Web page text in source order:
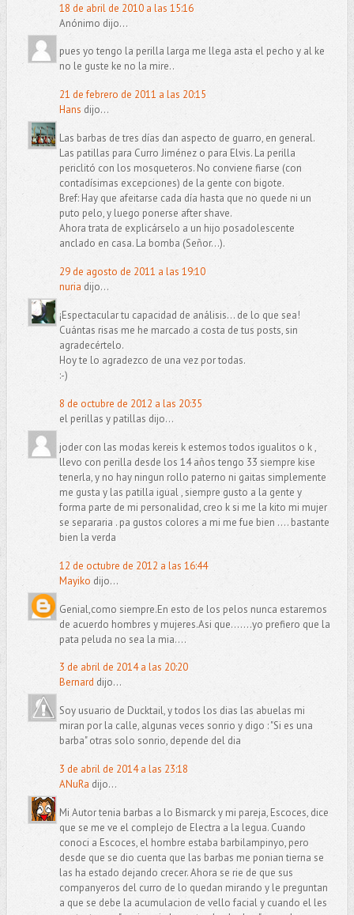
18 de abril de 2010 a las 15:16
Anónimo dijo...
pues yo tengo la perilla larga me llega asta el pecho y al ke
no le guste ke no la mire..
21 de febrero de 2011 a las 20:15
Hans dijo...
Las barbas de tres días dan aspecto de guarro, en general.
Las patillas para Curro Jiménez o para Elvis. La perilla
periclitó con los mosqueteros. No conviene fiarse (con
contadísimas excepciones) de la gente con bigote.
Bref: Hay que afeitarse cada día hasta que no quede ni un
puto pelo, y luego ponerse after shave.
Ahora trata de explicárselo a un hijo posadolescente
anclado en casa. La bomba (Señor...).
29 de agosto de 2011 a las 19:10
nuria dijo...
¡Espectacular tu capacidad de análisis... de lo que sea!
Cuántas risas me he marcado a costa de tus posts, sin
agradecértelo.
Hoy te lo agradezco de una vez por todas.
:-)
8 de octubre de 2012 a las 20:35
el perillas y patillas dijo...
joder con las modas kereis k estemos todos igualitos o k ,
llevo con perilla desde los 14 años tengo 33 siempre kise
tenerla, y no hay ningun rollo paterno ni gaitas simplemente
me gusta y las patilla igual , siempre gusto a la gente y
forma parte de mi personalidad, creo k si me la kito mi mujer
se separaria . pa gustos colores a mi me fue bien .... bastante
bien la verda
12 de octubre de 2012 a las 16:44
Mayiko dijo...
Genial,como siempre.En esto de los pelos nunca estaremos
de acuerdo hombres y mujeres.Asi que.......yo prefiero que la
pata peluda no sea la mia....
3 de abril de 2014 a las 20:20
Bernard dijo...
Soy usuario de Ducktail, y todos los dias las abuelas mi
miran por la calle, algunas veces sonrio y digo : "Si es una
barba" otras solo sonrio, depende del dia
3 de abril de 2014 a las 23:18
ANuRa dijo...
Mi Autor tenia barbas a lo Bismarck y mi pareja, Escoces, dice
que se me ve el complejo de Electra a la legua. Cuando
conoci a Escoces, el hombre estaba barbilampinyo, pero
desde que se dio cuenta que las barbas me ponian tierna se
las ha estado dejando crecer. Ahora se rie de que sus
companyeros del curro de lo quedan mirando y le preguntan
a que se debe la acumulacion de vello facial y cuando el les